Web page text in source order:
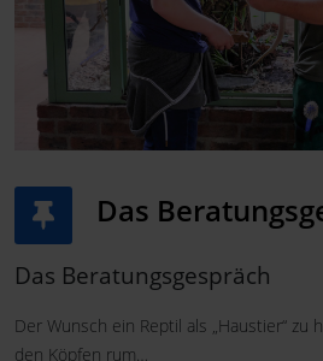
Das
Das Beratungsgespräch
Der Wunsch ein Reptil als „Haustier“ zu
den Köpfen rum…